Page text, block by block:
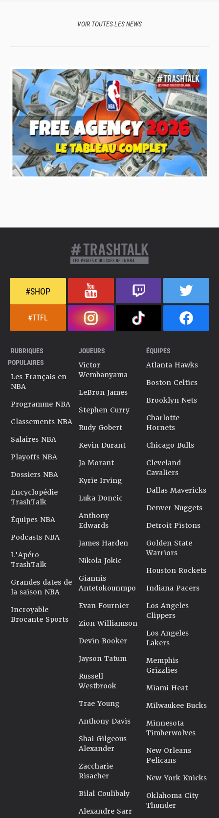
VOIR TOUTES LES NEWS
#SHOP
#TTFL
RUBRIQUES
POPULAIRES
Les Français en
NBA
Programme NBA
Classements NBA
Salaires NBA
Playoffs NBA
Dossiers NBA
Encyclopédie
TrashTalk
Équipes NBA
Podcasts NBA
L'Apéro
TrashTalk
Grandes dates de
la saison NBA
Incroyable
Brocante Sports
JOUEURS
Victor
Wembanyama
LeBron James
Stephen Curry
Rudy Gobert
Kevin Durant
Ja Morant
Kyrie Irving
Luka Doncic
Anthony
Edwards
James Harden
Nikola Jokic
Giannis
Antetokounmpo
Evan Fournier
Zion Williamson
Devin Booker
Jayson Tatum
Russell
Westbrook
Trae Young
Anthony Davis
Shai Gilgeous-
Alexander
Zaccharie
Risacher
Bilal Coulibaly
Alexandre Sarr
ÉQUIPES
Atlanta Hawks
Boston Celtics
Brooklyn Nets
Charlotte
Hornets
Chicago Bulls
Cleveland
Cavaliers
Dallas Mavericks
Denver Nuggets
Detroit Pistons
Golden State
Warriors
Houston Rockets
Indiana Pacers
Los Angeles
Clippers
Los Angeles
Lakers
Memphis
Grizzlies
Miami Heat
Milwaukee Bucks
Minnesota
Timberwolves
New Orleans
Pelicans
New York Knicks
Oklahoma City
Thunder